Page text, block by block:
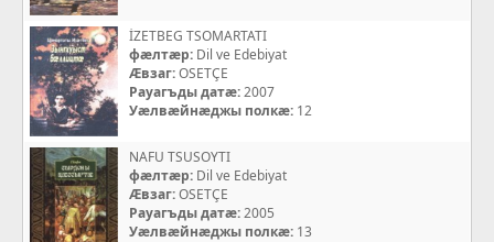
İZETBEG TSOMARTATI
фæлтæр: Dil ve Edebiyat
Æвзаг:OSETÇE
Рауагъды датæ:2007
Уæлвæйнæджы полкæ: 12
NAFU TSUSOYTI
фæлтæр: Dil ve Edebiyat
Æвзаг:OSETÇE
Рауагъды датæ:2005
Уæлвæйнæджы полкæ: 13